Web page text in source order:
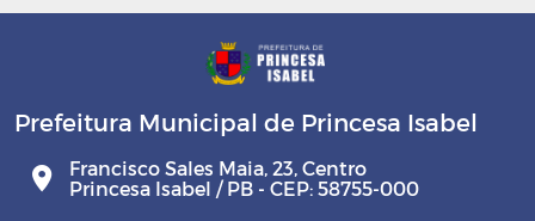
Prefeitura Municipal de Princesa Isabel
Francisco Sales Maia, 23, Centro
Princesa Isabel / PB - CEP: 58755-000